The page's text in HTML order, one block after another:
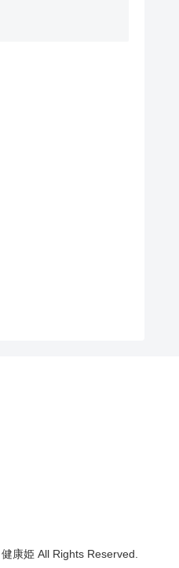
康姫 All Rights Reserved.